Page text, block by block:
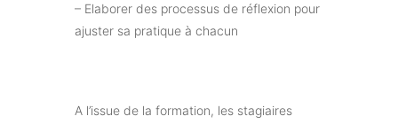
– Elaborer des processus de réflexion pour
ajuster sa pratique à chacun
A l’issue de la formation, les stagiaires